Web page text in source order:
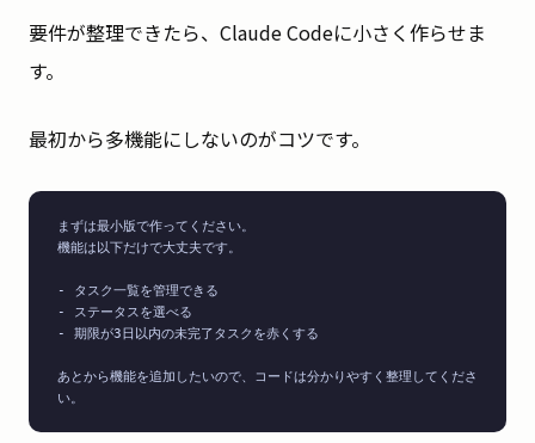
要件が整理できたら、Claude Codeに小さく作らせま
す。
最初から多機能にしないのがコツです。
まずは最小版で作ってください。
機能は以下だけで大丈夫です。
- タスク一覧を管理できる
- ステータスを選べる
- 期限が3日以内の未完了タスクを赤くする
あとから機能を追加したいので、コードは分かりやすく整理してくださ
い。